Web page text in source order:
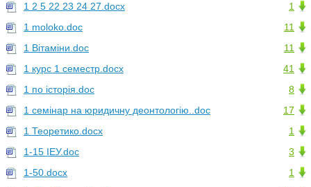
1
1 2 5 22 23 24 27.docx
11
1 moloko.doc
11
1 Вітаміни.doc
41
1 курс 1 семестр.docx
8
1 по історія.doc
17
1 семінар на юридичну деонтологію..doc
1
1 Теоретико.docx
3
1-15 ІЕУ.doc
1
1-50.docx